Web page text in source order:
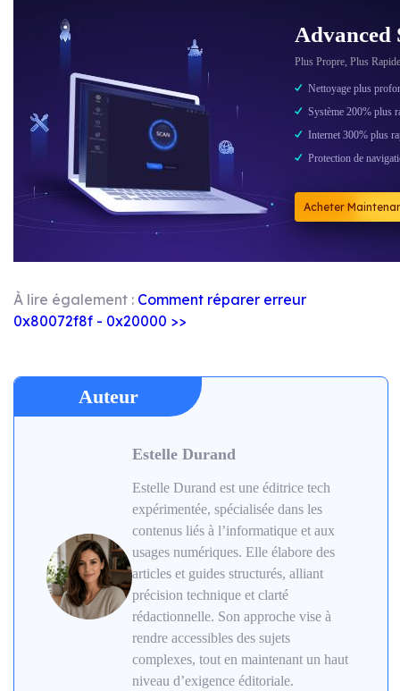
Advanced
Plus Propre, Plus
Nettoyage plus
Système 200% plus
Internet 300% plus
Protection de
Acheter
À lire également : Comment réparer erreur
0x80072f8f - 0x20000 >>
Auteur
Estelle Durand
Estelle Durand est une éditrice tech
expérimentée, spécialisée dans les
contenus liés à l’informatique et aux
usages numériques. Elle élabore des
articles et guides structurés, alliant
précision technique et clarté
rédactionnelle. Son approche vise à
rendre accessibles des sujets
complexes, tout en maintenant un haut
niveau d’exigence éditoriale.